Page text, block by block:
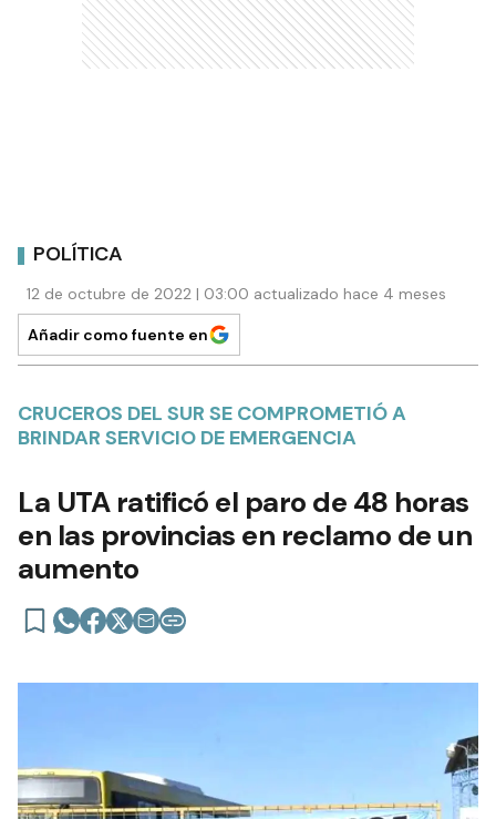
POLÍTICA
12 de octubre de 2022 | 03:00 actualizado hace 4 meses
Añadir como fuente en
CRUCEROS DEL SUR SE COMPROMETIÓ A
BRINDAR SERVICIO DE EMERGENCIA
La UTA ratificó el paro de 48 horas
en las provincias en reclamo de un
aumento